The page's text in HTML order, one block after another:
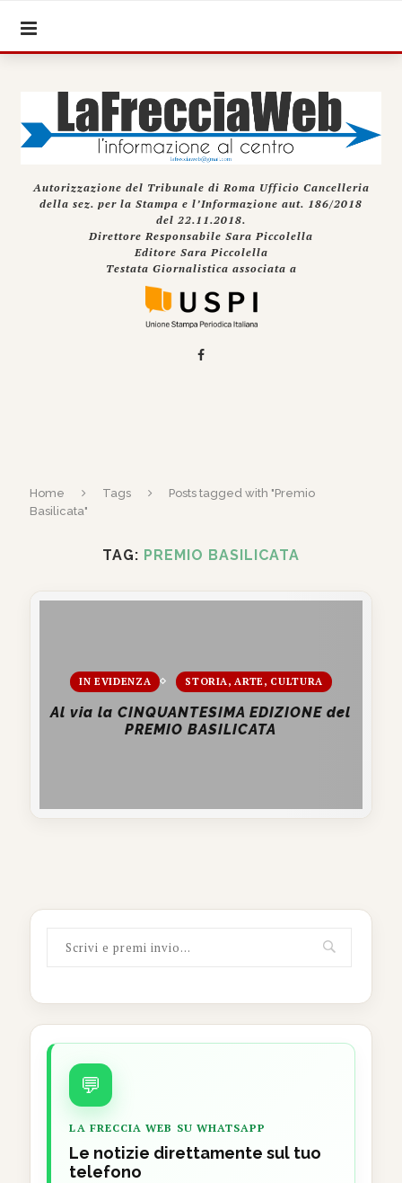
Autorizzazione del Tribunale di Roma Ufficio Cancelleria
della sez. per la Stampa e l’Informazione aut. 186/2018
del 22.11.2018.
Direttore Responsabile Sara Piccolella
Editore Sara Piccolella
Testata Giornalistica associata a
Home Tags
Posts tagged with "Premio
Basilicata"
TAG: PREMIO BASILICATA
IN EVIDENZA STORIA, ARTE, CULTURA
Al via la CINQUANTESIMA EDIZIONE del
PREMIO BASILICATA
💬
LA FRECCIA WEB SU WHATSAPP
Le notizie direttamente sul tuo
telefono